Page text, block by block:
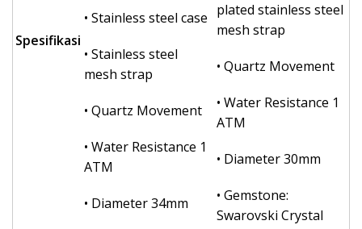
Spesifikasi
• Stainless steel case
• Stainless steel
mesh strap
• Quartz Movement
• Water Resistance 1
ATM
• Diameter 34mm
plated stainless steel
mesh strap
• Quartz Movement
• Water Resistance 1
ATM
• Diameter 30mm
• Gemstone:
Swarovski Crystal